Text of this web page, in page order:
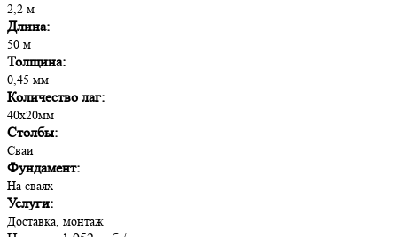
2,2 м
Длина:
50 м
Толщина:
0,45 мм
Количество лаг:
40х20мм
Столбы:
Сваи
Фундамент:
На сваях
Услуги:
Доставка, монтаж